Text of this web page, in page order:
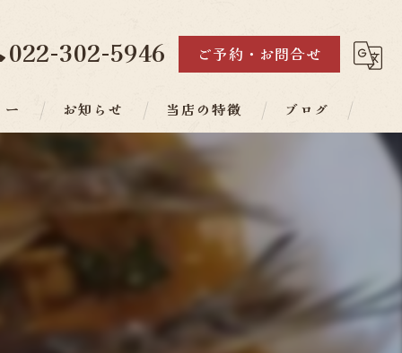
022-302-5946 ご予約・お問合せ
お知らせ 当店の特徴
ランチ
ディナー
人気メニュー
ブログ